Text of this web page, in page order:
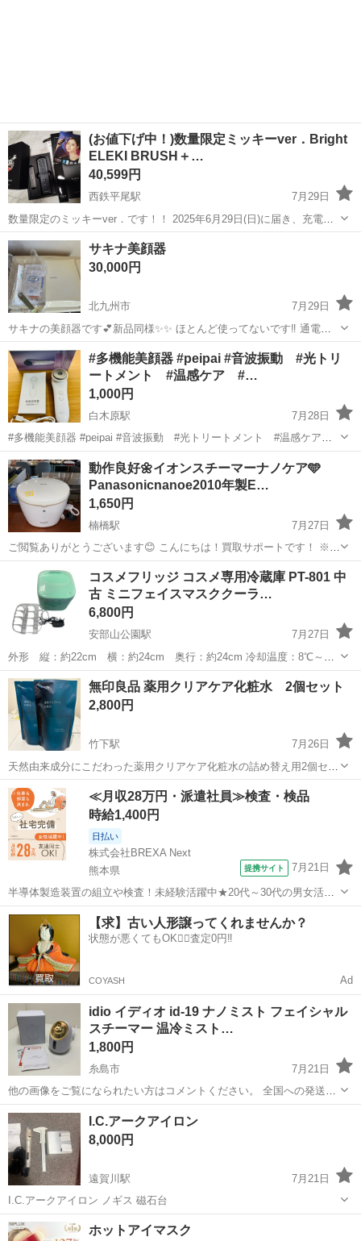
(お値下げ中！)数量限定ミッキーver．Bright
ELEKI BRUSH＋…
40,599円
西鉄平尾駅
7月29日
数量限定のミッキーver．です！！ 2025年6月29日(日)に届き、充電を
して1度(数分間)使用しました。 EMS初心者の私にはあまり使いこなせ
そうに無いので 綺麗なうちに活用していただける方にお譲りできれば
と思います。...
福岡 福岡市 西鉄平尾駅
サキナ美顔器
30,000円
北九州市
7月29日
サキナの美顔器です💕新品同様✨✨ ほとんど使ってないです‼️ 通電確
認してます👍✨ 台とキャスター付きです お近くでしたら配達可能✨👍
です
福岡 北九州市 美容家電
#多機能美顔器 #peipai #音波振動 #光トリ
ートメント #温感ケア #…
1,000円
白木原駅
7月28日
#多機能美顔器 #peipai #音波振動 #光トリートメント #温感ケア #
イオン導出 #イオン導入 SNSで高評価だった 多機能美顔器です 数年
前に購入しました 使用は数ヶ月だったと思います (美容クリニックに
通い始...
福岡 大野城市 白木原駅 イオン
動作良好🌼イオンスチーマーナノケア🩵
Panasonicnanoe2010年製E…
1,650円
楠橋駅
7月27日
ご閲覧ありがとうございます😊 こんにちは！買取サポートです！ ※プ
ロフィールは必ずご一読下さいませ。 メーカー : Panasonic 製造年製
: 2010年製 型番 : EH-SA91 色 : ホワイト ...
北九州市 楠橋駅
イオンスチーマーナノケア
コスメフリッジ コスメ専用冷蔵庫 PT-801 中
古 ミニフェイスマスククーラ…
6,800円
安部山公園駅
7月27日
外形 縦：約22cm 横：約24cm 奥行：約24cm 冷却温度：8℃～
14℃ 通電、動作確認済み こちらお商品は店頭引き取り限定です。 記
載の店舗にお引き取りに来られる方のみご連絡お願い致します。 ...
福岡 北九州市 安部山公園駅 美容家電
無印良品 薬用クリアケア化粧水 2個セット
2,800円
竹下駅
7月26日
天然由来成分にこだわった薬用クリアケア化粧水の詰め替え用2個セッ
トです。 - ブランド: 無印良品 - 商品名: 薬用クリアケア化粧水 - 内容
量: 270mL - タイプ: 詰替用 - 有効成分: グリチルリチン酸2K ...
福岡 福岡市 竹下駅 美容家電
≪月収28万円・派遣社員≫検査・検品
時給1,400円
日払い
株式会社BREXA Next
熊本県
提携サイト 7月21日
半導体製造装置の組立や検査！未経験活躍中★20代～30代の男女活躍
中★ワンルーム寮完備！赴任旅費会社負担！マイカー通勤OK！無料駐
車場あり！正社員登用あり！《熊本県菊池郡大津町》 人気の工場のお
仕事 ◇半導体製造装置の組立...
熊本 その他
【求】古い人形譲ってくれませんか？
状態が悪くてもOK🙆‍♀️査定0円‼️
COYASH Ad
idio イディオ id-19 ナノミスト フェイシャル
スチーマー 温冷ミスト…
1,800円
糸島市
7月21日
他の画像をご覧になられたい方はコメントください。 全国への発送も
できるのでお問い合わせください。 -------------------------------- idio id-19
ナノミストフェイススチー...
福岡 糸島市 美容家電
I.C.アークアイロン
8,000円
遠賀川駅
7月21日
I.C.アークアイロン ノギス 磁石台
福岡 遠賀郡 遠賀川駅 美容家電
ホットアイマスク